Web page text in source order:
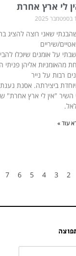
לי ארץ אחרת
שאני רוצה להציג
שיריים
על אומנים שיוכלו
מהאומניות אליהן
רבות על נייר
ביצירתה. אסנת
השיר "אין לי ארץ אחרת"
עוד »
2
3
4
5
6
7